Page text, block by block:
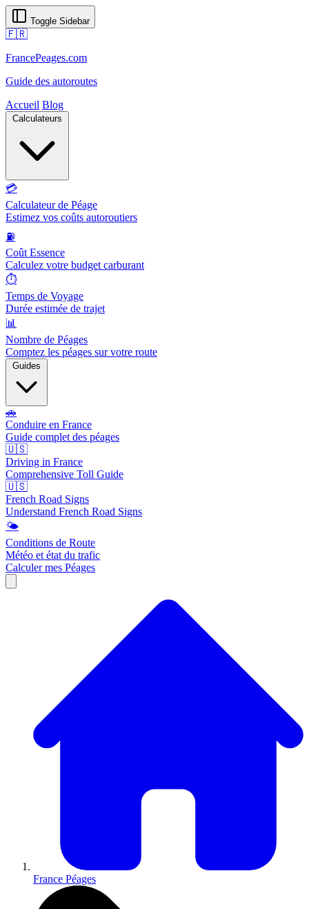
Toggle Sidebar
🇫🇷
FrancePeages.com
Guide des autoroutes
Accueil Blog
Calculateurs
💳
Calculateur de Péage
Estimez vos coûts autoroutiers
⛽
Coût Essence
Calculez votre budget carburant
⏱️
Temps de Voyage
Durée estimée de trajet
📊
Nombre de Péages
Comptez les péages sur votre route
Guides
🚗
Conduire en France
Guide complet des péages
🇺🇸
Driving in France
Comprehensive Toll Guide
🇺🇸
French Road Signs
Understand French Road Signs
🌤️
Conditions de Route
Météo et état du trafic
Calculer mes Péages
France Péages